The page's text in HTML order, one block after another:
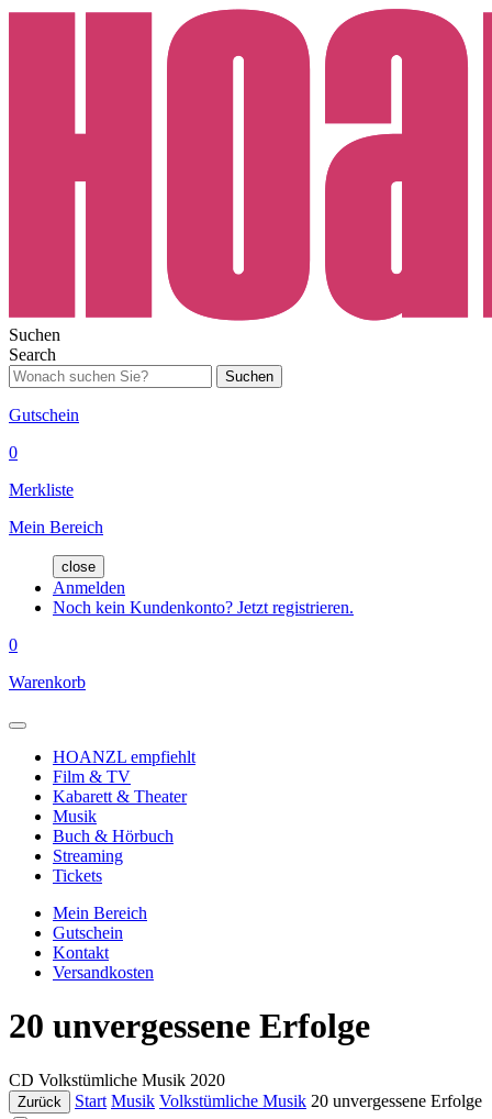
Suchen
Search
Suchen
Gutschein
0
Merkliste
Mein Bereich
close
Anmelden
Noch kein Kundenkonto? Jetzt registrieren.
0
Warenkorb
HOANZL empfiehlt
Film & TV
Kabarett & Theater
Musik
Buch & Hörbuch
Streaming
Tickets
Mein Bereich
Gutschein
Kontakt
Versandkosten
20 unvergessene Erfolge
CD Volkstümliche Musik 2020
Zurück Start Musik Volkstümliche Musik 20 unvergessene Erfolge